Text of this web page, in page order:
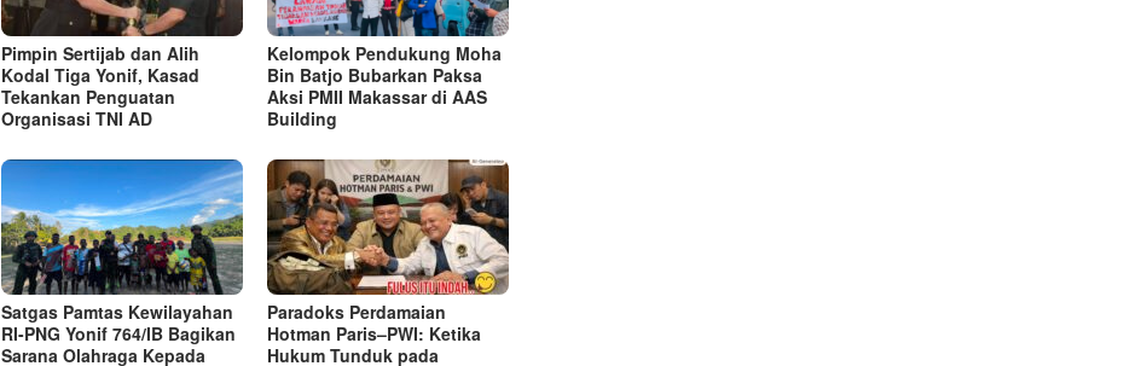
Pimpin Sertijab dan Alih
Kodal Tiga Yonif, Kasad
Tekankan Penguatan
Organisasi TNI AD
Kelompok Pendukung Moha
Bin Batjo Bubarkan Paksa
Aksi PMII Makassar di AAS
Building
Satgas Pamtas Kewilayahan
RI-PNG Yonif 764/IB Bagikan
Sarana Olahraga Kepada
Paradoks Perdamaian
Hotman Paris–PWI: Ketika
Hukum Tunduk pada